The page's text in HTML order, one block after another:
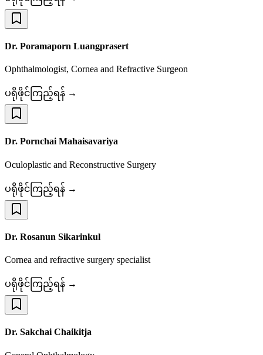
Dr. Poramaporn Luangprasert
Ophthalmologist, Cornea and Refractive Surgeon
ပရိုဖိုင်ကြည့်ရန် →
Dr. Pornchai Mahaisavariya
Oculoplastic and Reconstructive Surgery
ပရိုဖိုင်ကြည့်ရန် →
Dr. Rosanun Sikarinkul
Cornea and refractive surgery specialist
ပရိုဖိုင်ကြည့်ရန် →
Dr. Sakchai Chaikitja